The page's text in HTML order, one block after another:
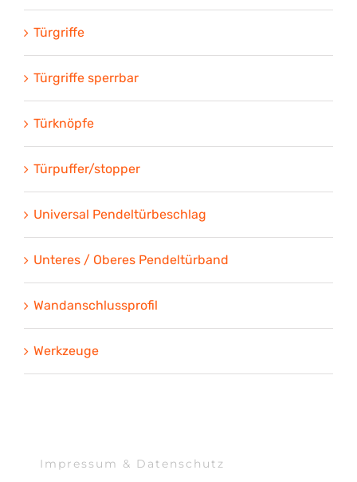
Türgriffe
Türgriffe sperrbar
Türknöpfe
Türpuffer/stopper
Universal Pendeltürbeschlag
Unteres / Oberes Pendeltürband
Wandanschlussprofil
Werkzeuge
Impressum & Datenschutz